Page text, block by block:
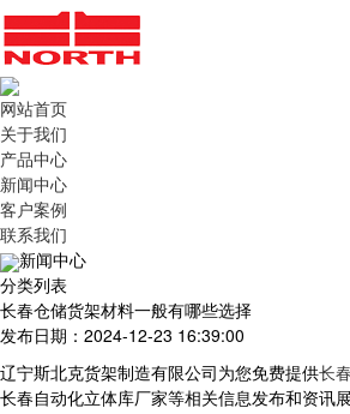
网站首页
关于我们
产品中心
新闻中心
客户案例
联系我们
新闻中心
分类列表
长春仓储货架材料一般有哪些选择
发布日期：2024-12-23 16:39:00
辽宁斯北克货架制造有限公司为您免费提供长
长春自动化立体库厂家等相关信息发布和资讯